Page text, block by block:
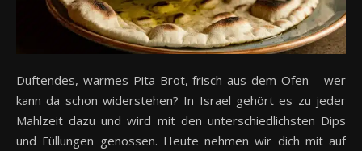
Duftendes, warmes Pita-Brot, frisch aus dem Ofen – wer
kann da schon widerstehen? In Israel gehört es zu jeder
Mahlzeit dazu und wird mit den unterschiedlichsten Dips
und Füllungen genossen. Heute nehmen wir dich mit auf